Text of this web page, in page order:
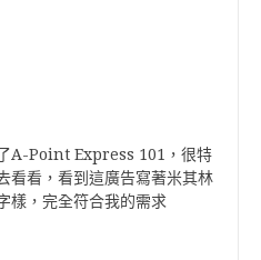
A-Point Express 101 ，很特
看看 ，看到這廣告寫著米其林
樣，完全符合我的需求